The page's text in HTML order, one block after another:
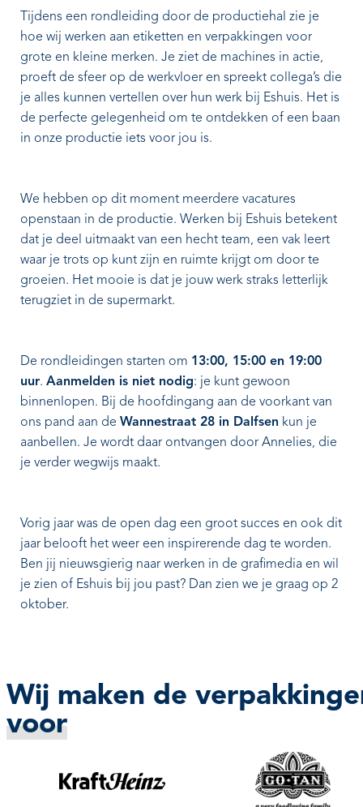
Tijdens een rondleiding door de productiehal zie je
hoe wij werken aan etiketten en verpakkingen voor
grote en kleine merken. Je ziet de machines in actie,
proeft de sfeer op de werkvloer en spreekt collega’s die
je alles kunnen vertellen over hun werk bij Eshuis. Het is
de perfecte gelegenheid om te ontdekken of een baan
in onze productie iets voor jou is.
We hebben op dit moment meerdere vacatures
openstaan in de productie. Werken bij Eshuis betekent
dat je deel uitmaakt van een hecht team, een vak leert
waar je trots op kunt zijn en ruimte krijgt om door te
groeien. Het mooie is dat je jouw werk straks letterlijk
terugziet in de supermarkt.
De rondleidingen starten om 13:00, 15:00 en 19:00
uur. Aanmelden is niet nodig: je kunt gewoon
binnenlopen. Bij de hoofdingang aan de voorkant van
ons pand aan de Wannestraat 28 in Dalfsen kun je
aanbellen. Je wordt daar ontvangen door Annelies, die
je verder wegwijs maakt.
Vorig jaar was de open dag een groot succes en ook dit
jaar belooft het weer een inspirerende dag te worden.
Ben jij nieuwsgierig naar werken in de grafimedia en wil
je zien of Eshuis bij jou past? Dan zien we je graag op 2
oktober.
Wij maken de
voor